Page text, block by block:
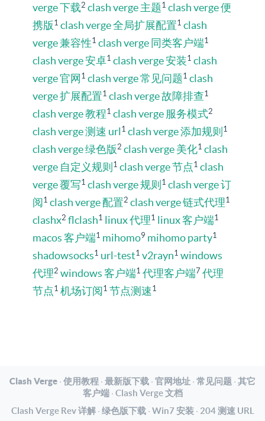
verge 下载2 clash verge 主题1 clash verge 便
携版 1 clash verge 全局扩展配置1 clash
verge 兼容性1 clash verge 同类客户端1
clash verge 安卓1 clash verge 安装1 clash
verge 官网 1 clash verge 常见问题1 clash
verge 扩展配置1 clash verge 故障排查1
clash verge 教程1 clash verge 服务模式2
clash verge 测速 url 1 clash verge 添加规则 1
clash verge 绿色版2 clash verge 美化1 clash
verge 自定义规则 1 clash verge 节点1 clash
verge 覆写1 clash verge 规则 1 clash verge 订
阅1 clash verge 配置2 clash verge 链式代理1
clashx2 flclash1 linux 代理1 linux 客户端1
macos 客户端1 mihomo9 mihomo party1
shadowsocks1 url-test1 v2rayn1 windows
代理2 windows 客户端1 代理客户端7 代理
节点1 机场订阅1 节点测速1
Clash Verge · 使用教程 · 最新版下载 · 官网地址 · 常见问题 · 其它
客户端· Clash Verge 文档
Clash Verge Rev 详解· 绿色版下载· Win7 安装· 204 测速 URL